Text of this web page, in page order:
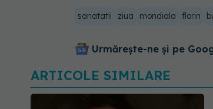
sanatatii ziua mondiala florin
Urmărește-ne și pe
ARTICOLE SIMILARE